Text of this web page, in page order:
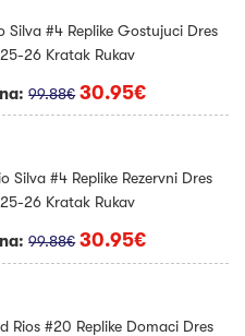
Silva #4 Replike Gostujuci Dres
26 Kratak Rukav
99.88€ 30.95€
Silva #4 Replike Rezervni Dres
26 Kratak Rukav
99.88€ 30.95€
Rios #20 Replike Domaci Dres